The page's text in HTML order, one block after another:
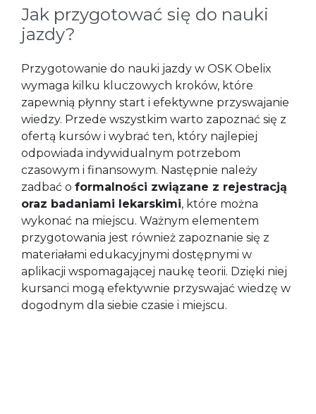
Jak przygotować się do nauki
jazdy?
Przygotowanie do nauki jazdy w OSK Obelix
wymaga kilku kluczowych kroków, które
zapewnią płynny start i efektywne przyswajanie
wiedzy. Przede wszystkim warto zapoznać się z
ofertą kursów i wybrać ten, który najlepiej
odpowiada indywidualnym potrzebom
czasowym i finansowym. Następnie należy
zadbać o formalności związane z rejestracją
oraz badaniami lekarskimi, które można
wykonać na miejscu. Ważnym elementem
przygotowania jest również zapoznanie się z
materiałami edukacyjnymi dostępnymi w
aplikacji wspomagającej naukę teorii. Dzięki niej
kursanci mogą efektywnie przyswajać wiedzę w
dogodnym dla siebie czasie i miejscu.